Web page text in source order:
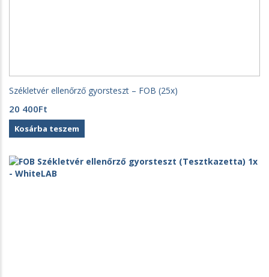
Székletvér ellenőrző gyorsteszt – FOB (25x)
20 400Ft
Kosárba teszem